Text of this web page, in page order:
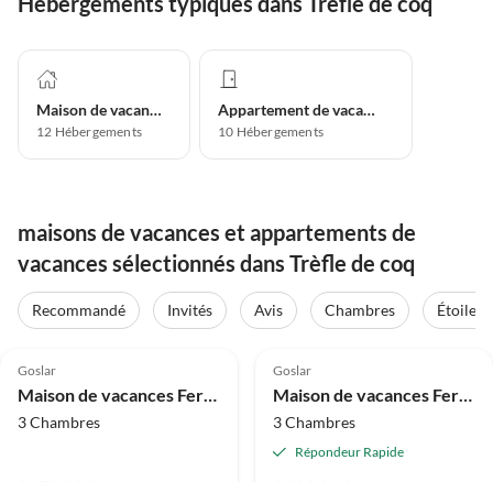
Maison de vacances
12 Hébergements
Appartement de vacances
10 Hébergements
maisons de vacances et appartements de
vacances sélectionnés dans Trèfle de coq
Recommandé Invités Avis Chambres
Étoiles
Goslar
Maison de vacances Ferienhaus im Kurort inkl. Frühstück
3 Chambres
Goslar
Maison de vacances Ferienhaus im Kurort inkl. Frühstück
3 Chambres
Répondeur Rapide